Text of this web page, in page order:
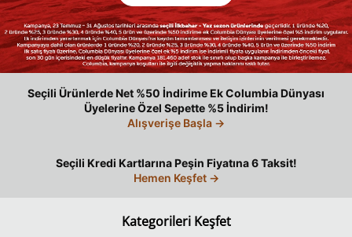
Seçili Ürünlerde Net %50 İndirime Ek Columbia Dünyası
Üyelerine Özel Sepette %5 İndirim!
Alışverişe Başla →
Seçili Kredi Kartlarına Peşin Fiyatına 6 Taksit!
Hemen Keşfet→
Kategorileri Keşfet